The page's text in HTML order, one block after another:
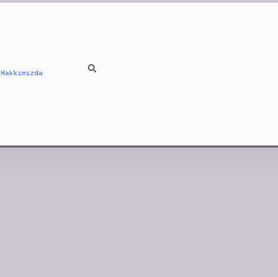
Hakkımızda